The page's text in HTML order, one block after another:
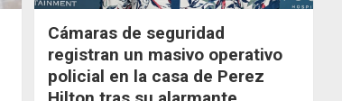
Cámaras de seguridad
registran un masivo operativo
policial en la casa de Perez